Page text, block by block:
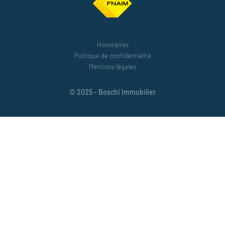
Honoraires
Politique de confidentialité
Mentions légales
© 2025 - Boschi Immobilier